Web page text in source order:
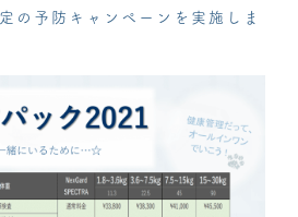
の予防キャンペーンを実施しま